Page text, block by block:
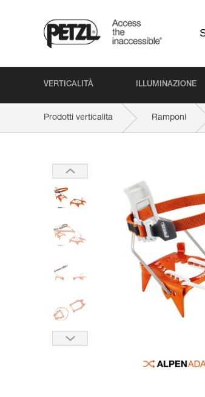
VERTICALITÀ ILLUMINAZIONE
Prodotti verticalità Ramponi